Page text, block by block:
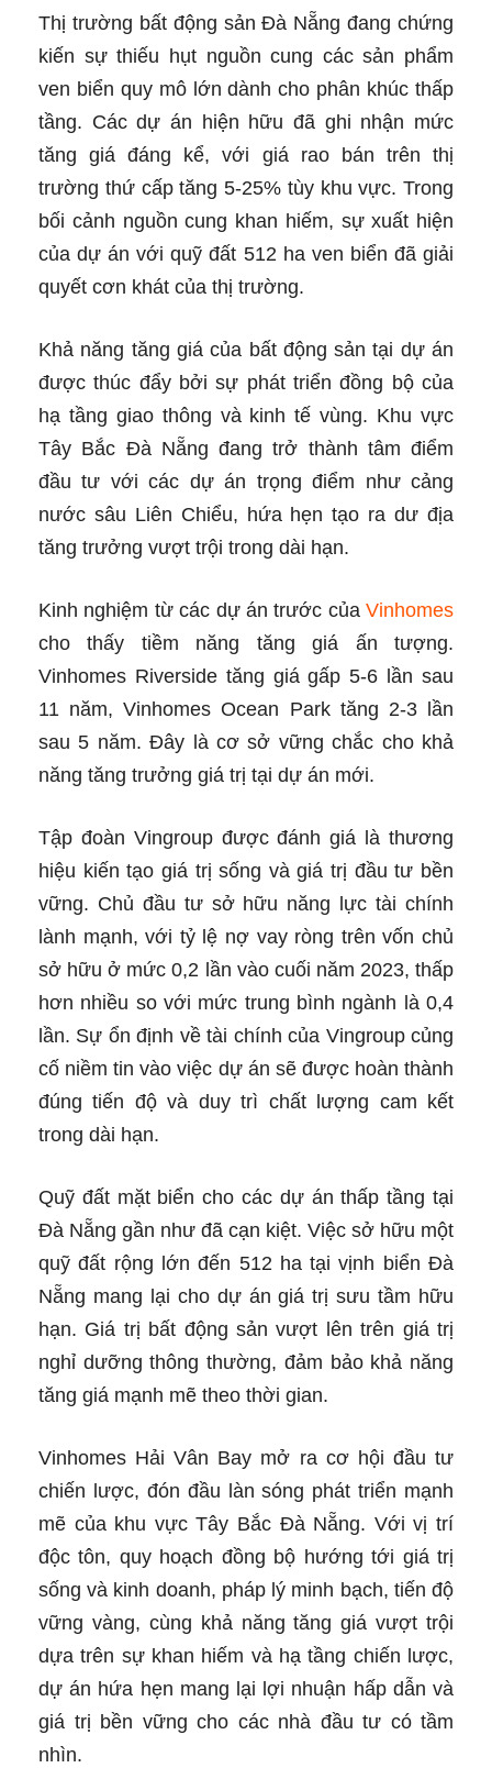
Thị trường bất động sản Đà Nẵng đang chứng
kiến sự thiếu hụt nguồn cung các sản phẩm
ven biển quy mô lớn dành cho phân khúc thấp
tầng. Các dự án hiện hữu đã ghi nhận mức
tăng giá đáng kể, với giá rao bán trên thị
trường thứ cấp tăng 5-25% tùy khu vực. Trong
bối cảnh nguồn cung khan hiếm, sự xuất hiện
của dự án với quỹ đất 512 ha ven biển đã giải
quyết cơn khát của thị trường.
Khả năng tăng giá của bất động sản tại dự án
được thúc đẩy bởi sự phát triển đồng bộ của
hạ tầng giao thông và kinh tế vùng. Khu vực
Tây Bắc Đà Nẵng đang trở thành tâm điểm
đầu tư với các dự án trọng điểm như cảng
nước sâu Liên Chiểu, hứa hẹn tạo ra dư địa
tăng trưởng vượt trội trong dài hạn.
Kinh nghiệm từ các dự án trước của Vinhomes
cho thấy tiềm năng tăng giá ấn tượng.
Vinhomes Riverside tăng giá gấp 5-6 lần sau
11 năm, Vinhomes Ocean Park tăng 2-3 lần
sau 5 năm. Đây là cơ sở vững chắc cho khả
năng tăng trưởng giá trị tại dự án mới.
Tập đoàn Vingroup được đánh giá là thương
hiệu kiến tạo giá trị sống và giá trị đầu tư bền
vững. Chủ đầu tư sở hữu năng lực tài chính
lành mạnh, với tỷ lệ nợ vay ròng trên vốn chủ
sở hữu ở mức 0,2 lần vào cuối năm 2023, thấp
hơn nhiều so với mức trung bình ngành là 0,4
lần. Sự ổn định về tài chính của Vingroup củng
cố niềm tin vào việc dự án sẽ được hoàn thành
đúng tiến độ và duy trì chất lượng cam kết
trong dài hạn.
Quỹ đất mặt biển cho các dự án thấp tầng tại
Đà Nẵng gần như đã cạn kiệt. Việc sở hữu một
quỹ đất rộng lớn đến 512 ha tại vịnh biển Đà
Nẵng mang lại cho dự án giá trị sưu tầm hữu
hạn. Giá trị bất động sản vượt lên trên giá trị
nghỉ dưỡng thông thường, đảm bảo khả năng
tăng giá mạnh mẽ theo thời gian.
Vinhomes Hải Vân Bay mở ra cơ hội đầu tư
chiến lược, đón đầu làn sóng phát triển mạnh
mẽ của khu vực Tây Bắc Đà Nẵng. Với vị trí
độc tôn, quy hoạch đồng bộ hướng tới giá trị
sống và kinh doanh, pháp lý minh bạch, tiến độ
vững vàng, cùng khả năng tăng giá vượt trội
dựa trên sự khan hiếm và hạ tầng chiến lược,
dự án hứa hẹn mang lại lợi nhuận hấp dẫn và
giá trị bền vững cho các nhà đầu tư có tầm
nhìn.